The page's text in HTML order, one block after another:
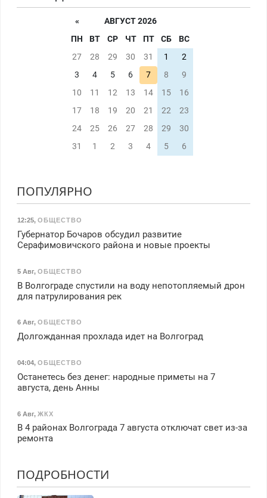
«
АВГУСТ 2026
ПН
ВТ СР ЧТ ПТ СБ
ВС
27
28 29 30 31 1
2
3
4 5 6 7 8
9
10
11 12 13 14 15
16
17
18 19 20 21 22
23
24
25 26 27 28 29
30
31
1 2 3 4 5 6
ПОПУЛЯРНО
12:25, ОБЩЕСТВО
Губернатор Бочаров обсудил развитие
Серафимовичского района и новые проекты
5 Авг, ОБЩЕСТВО
В Волгограде спустили на воду непотопляемый дрон
для патрулирования рек
6 Авг, ОБЩЕСТВО
Долгожданная прохлада идет на Волгоград
04:04, ОБЩЕСТВО
Останетесь без денег: народные приметы на 7
августа, день Анны
6 Авг, ЖКХ
В 4 районах Волгограда 7 августа отключат свет из-за
ремонта
ПОДРОБНОСТИ